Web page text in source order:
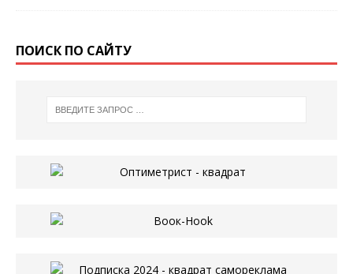
ПОИСК ПО САЙТУ